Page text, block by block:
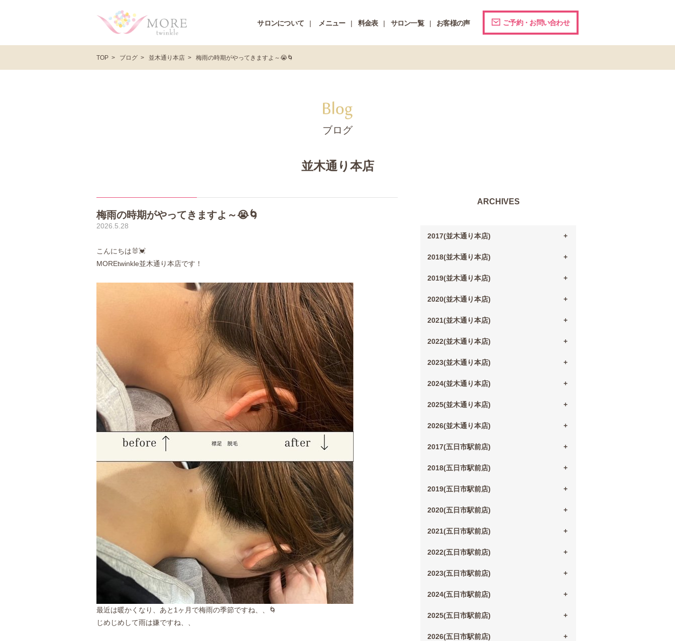
サロンについて メニュー 料金表 サロン一覧 お客様の声 ご予約・お問い合わせ
TOP ブログ 並木通り本店 梅雨の時期がやってきますよ～😭🌀
ブログ
並木通り本店
梅雨の時期がやってきますよ～😭🌀
2026.5.28
こんにちは🐰💓
MOREtwinkle並木通り本店です！
最近は暖かくなり、あと1ヶ月で梅雨の季節ですね、、🌀
じめじめして雨は嫌ですね、、
ARCHIVES
2017(並木通り本店)
2018(並木通り本店)
2019(並木通り本店)
2020(並木通り本店)
2021(並木通り本店)
2022(並木通り本店)
2023(並木通り本店)
2024(並木通り本店)
2025(並木通り本店)
2026(並木通り本店)
2017(五日市駅前店)
2018(五日市駅前店)
2019(五日市駅前店)
2020(五日市駅前店)
2021(五日市駅前店)
2022(五日市駅前店)
2023(五日市駅前店)
2024(五日市駅前店)
2025(五日市駅前店)
2026(五日市駅前店)